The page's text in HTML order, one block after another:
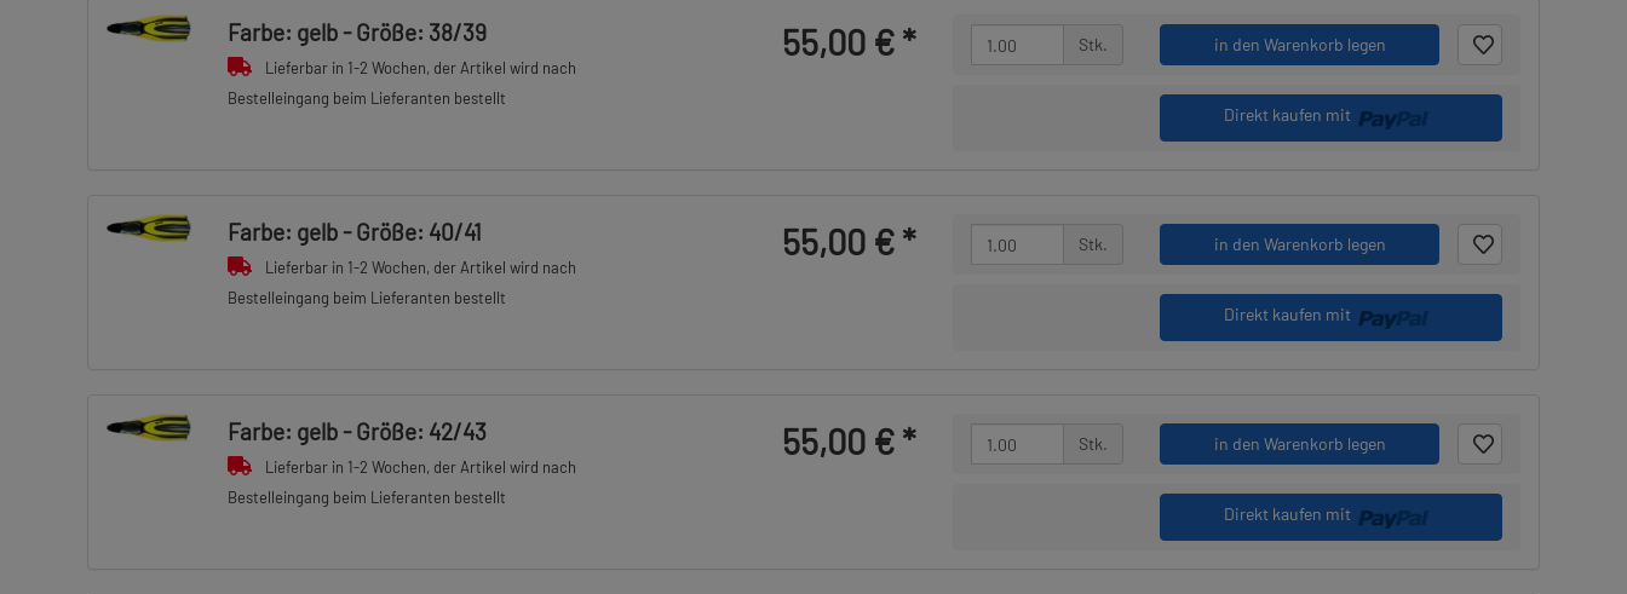
Farbe: gelb - Größe: 38/39
Lieferbar in 1-2 Wochen, der Artikel wird nach
Bestelleingang beim Lieferanten bestellt
55,00 €* Stk. in den Warenkorb legen
Direkt kaufen mit
Farbe: gelb - Größe: 40/41
Lieferbar in 1-2 Wochen, der Artikel wird nach
Bestelleingang beim Lieferanten bestellt
55,00 €* Stk. in den Warenkorb legen
Direkt kaufen mit
Farbe: gelb - Größe: 42/43
Lieferbar in 1-2 Wochen, der Artikel wird nach
Bestelleingang beim Lieferanten bestellt
55,00 €* Stk. in den Warenkorb legen
Direkt kaufen mit